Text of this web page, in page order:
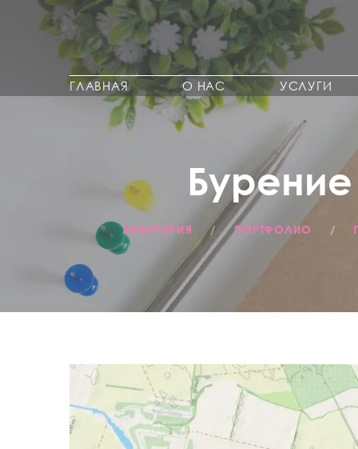
ГЛАВНАЯ О НАС УСЛУГИ
АКВАТОРИЯ / ПОРТФОЛИО /